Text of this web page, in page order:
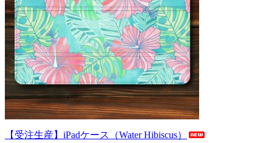
【受注生産】iPadケース（Water Hibiscus）